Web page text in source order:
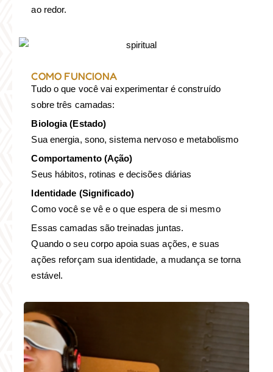
ao redor.
COMO FUNCIONA
Tudo o que você vai experimentar é construído
sobre três camadas:
Biologia (Estado)
Sua energia, sono, sistema nervoso e metabolismo
Comportamento (Ação)
Seus hábitos, rotinas e decisões diárias
Identidade (Significado)
Como você se vê e o que espera de si mesmo
Essas camadas são treinadas juntas.
Quando o seu corpo apoia suas ações, e suas
ações reforçam sua identidade, a mudança se torna
estável.